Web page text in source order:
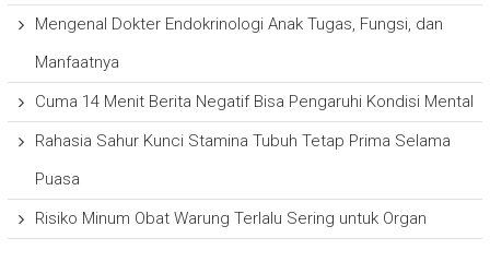
Mengenal Dokter Endokrinologi Anak Tugas, Fungsi, dan
Manfaatnya
Cuma 14 Menit Berita Negatif Bisa Pengaruhi Kondisi Mental
Rahasia Sahur Kunci Stamina Tubuh Tetap Prima Selama
Puasa
Risiko Minum Obat Warung Terlalu Sering untuk Organ